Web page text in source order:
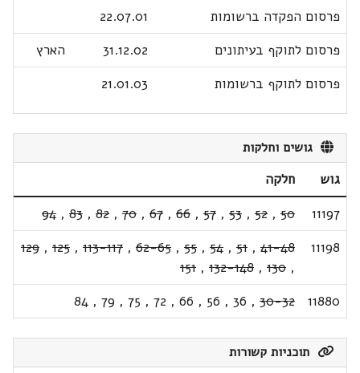
פרסום הפקדה ברשומות
22.07.01
פרסום לתוקף בעיתונים
31.12.02
הארץ
פרסום לתוקף ברשומות
21.01.03
גושים וחלקות
גוש
חלקה
11197
50
,
52
,
53
,
57
,
66
,
67
,
70
,
82
,
83
,
94
11198
41-48
,
51
,
54
,
55
,
62-65
,
113-117
,
125
,
129
,
130
,
132-148
,
151
11880
30-32
,
36
,
56
,
66
,
72
,
75
,
79
,
84
תוכניות קשורות